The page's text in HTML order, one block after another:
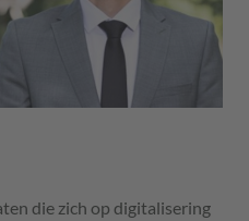
die zich op digitalisering